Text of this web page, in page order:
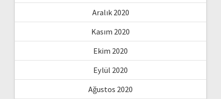
Aralık 2020
Kasım 2020
Ekim 2020
Eylül 2020
Ağustos 2020